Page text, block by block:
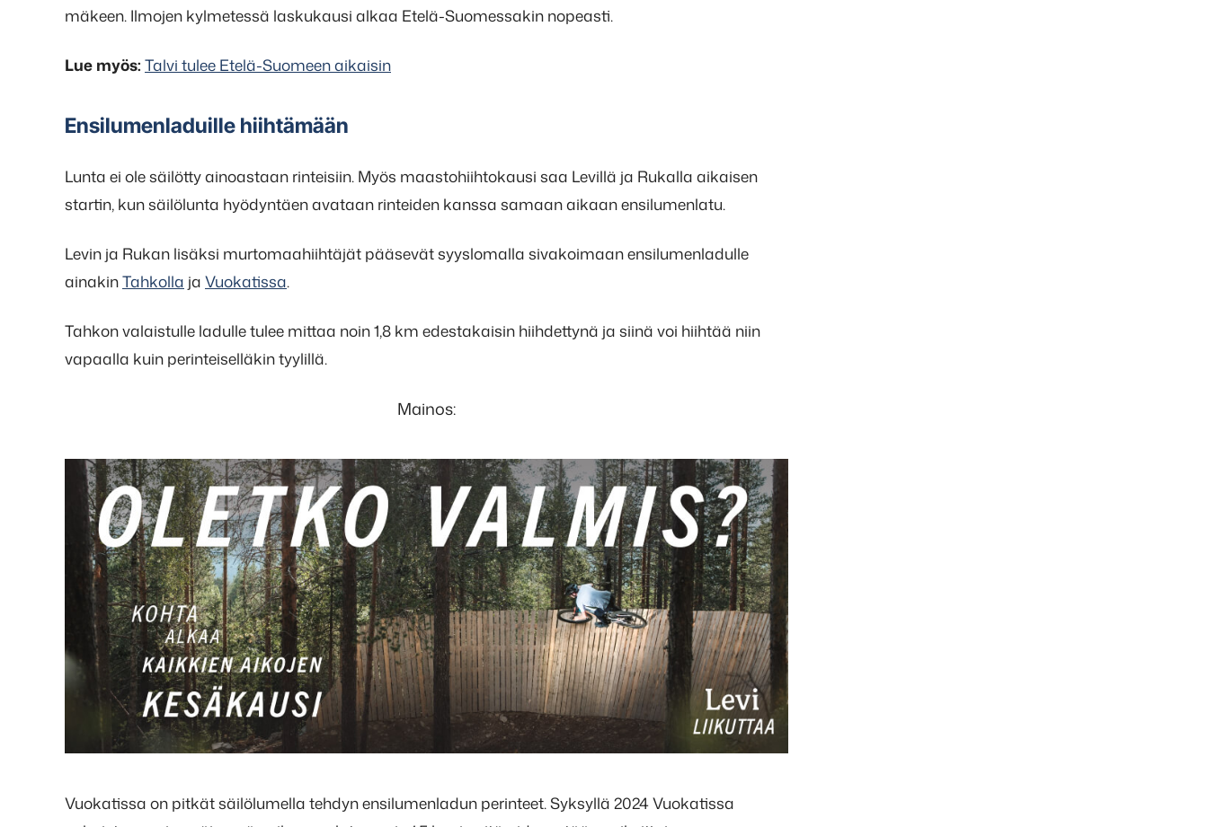
mäkeen. Ilmojen kylmetessä laskukausi alkaa Etelä-Suomessakin nopeasti.
Lue myös: Talvi tulee Etelä-Suomeen aikaisin
Ensilumenladuille hiihtämään
Lunta ei ole säilötty ainoastaan rinteisiin. Myös maastohiihtokausi saa Levillä ja Rukalla aikaisen
startin, kun säilölunta hyödyntäen avataan rinteiden kanssa samaan aikaan ensilumenlatu.
Levin ja Rukan lisäksi murtomaahiihtäjät pääsevät syyslomalla sivakoimaan ensilumenladulle
ainakinTahkolla ja Vuokatissa.
Tahkon valaistulle ladulle tulee mittaa noin 1,8 km edestakaisin hiihdettynä ja siinä voi hiihtää niin
vapaalla kuin perinteiselläkin tyylillä.
Mainos:
Vuokatissa on pitkät säilölumella tehdyn ensilumenladun perinteet. Syksyllä 2024 Vuokatissa